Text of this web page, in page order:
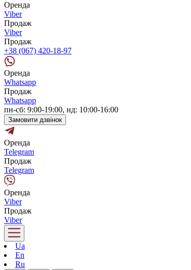
Оренда
Viber
Продаж
Viber
Продаж
+38 (067) 420-18-97
Оренда
Whatsapp
Продаж
Whatsapp
пн-сб: 9:00-19:00, нд: 10:00-16:00
Замовити дзвінок
Оренда
Telegram
Продаж
Telegram
Оренда
Viber
Продаж
Viber
Ua
En
Ru